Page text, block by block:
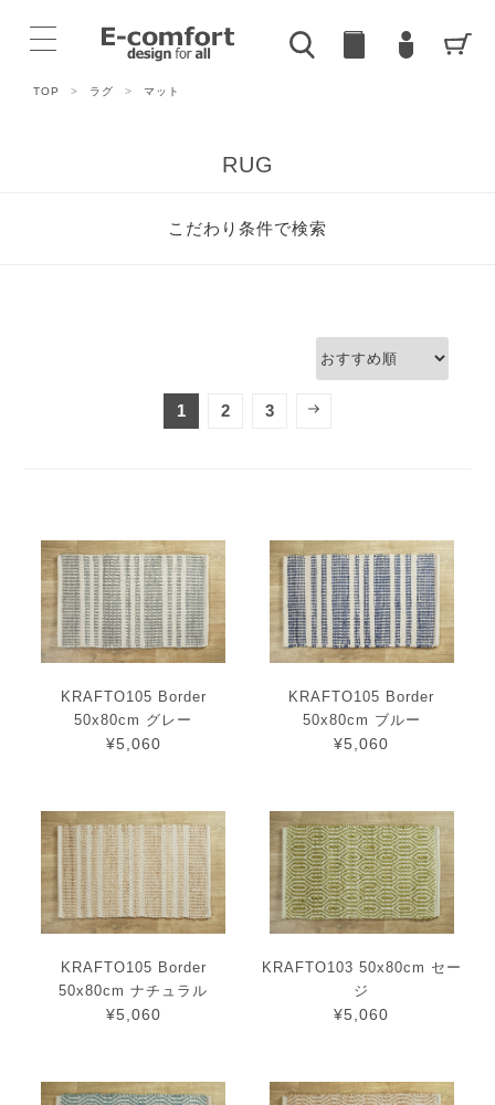
TOP > ラグ > マット
RUG
こだわり条件で検索
1 2 3
KRAFTO105 Border
50x80cm グレー
¥5,060
KRAFTO105 Border
50x80cm ブルー
¥5,060
KRAFTO105 Border
50x80cm ナチュラル
¥5,060
KRAFTO103 50x80cm セー
ジ
¥5,060